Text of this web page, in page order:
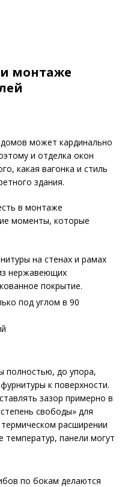
монтаже
может кардинально
и отделка окон
какая вагонка и стиль
здания.
в монтаже
моменты, которые
на стенах и рамах
нержавеющих
покрытие.
под углом в 90
полностью, до упора,
к поверхности.
зазор примерно в
свободы» для
расширении
температур, панели могут
по бокам делаются